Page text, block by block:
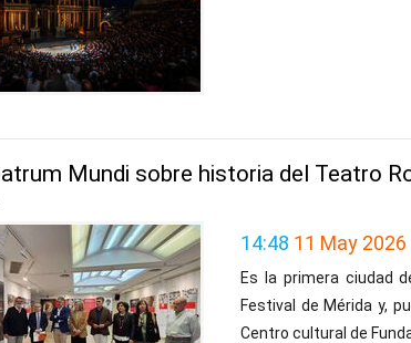
Mundi sobre historia del Teatro
14:48 11 May 2026
Es la primera ciudad
Festival de Mérida y,
Centro cultural de